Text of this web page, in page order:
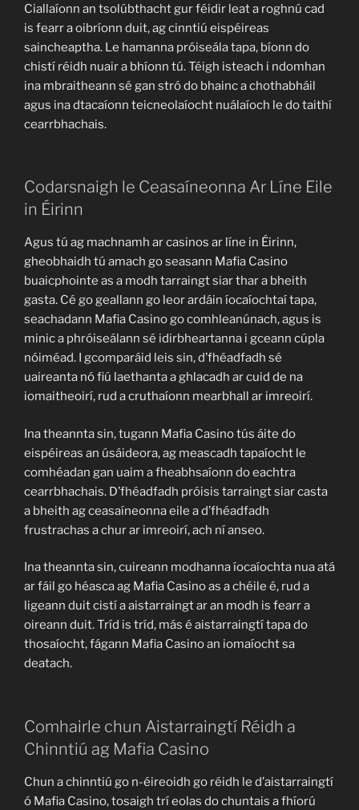
Ciallaíonn an tsolúbthacht gur féidir leat a roghnú cad
is fearr a oibríonn duit, ag cinntiú eispéireas
saincheaptha. Le hamanna próiseála tapa, bíonn do
chistí réidh nuair a bhíonn tú. Téigh isteach i ndomhan
ina mbraitheann sé gan stró do bhainc a chothabháil
agus ina dtacaíonn teicneolaíocht nuálaíoch le do taithí
cearrbhachais.
Codarsnaigh le Ceasaíneonna Ar Líne Eile
in Éirinn
Agus tú ag machnamh ar casinos ar líne in Éirinn,
gheobhaidh tú amach go seasann Mafia Casino
buaicphointe as a modh tarraingt siar thar a bheith
gasta. Cé go geallann go leor ardáin íocaíochtaí tapa,
seachadann Mafia Casino go comhleanúnach, agus is
minic a phróiseálann sé idirbheartanna i gceann cúpla
nóiméad. I gcomparáid leis sin, d’fhéadfadh sé
uaireanta nó fiú laethanta a ghlacadh ar cuid de na
iomaitheoirí, rud a cruthaíonn mearbhall ar imreoirí.
Ina theannta sin, tugann Mafia Casino tús áite do
eispéireas an úsáideora, ag meascadh tapaíocht le
comhéadan gan uaim a fheabhsaíonn do eachtra
cearrbhachais. D’fhéadfadh próisis tarraingt siar casta
a bheith ag ceasaíneonna eile a d’fhéadfadh
frustrachas a chur ar imreoirí, ach ní anseo.
Ina theannta sin, cuireann modhanna íocaíochta nua atá
ar fáil go héasca ag Mafia Casino as a chéile é, rud a
ligeann duit cistí a aistarraingt ar an modh is fearr a
oireann duit. Tríd is tríd, más é aistarraingtí tapa do
thosaíocht, fágann Mafia Casino an iomaíocht sa
deatach.
Comhairle chun Aistarraingtí Réidh a
Chinntiú ag Mafia Casino
Chun a chinntiú go n-éireoidh go réidh le d’aistarraingtí
ó Mafia Casino, tosaigh trí eolas do chuntais a fhíorú